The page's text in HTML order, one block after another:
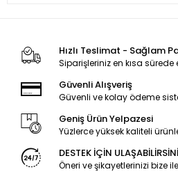
Hızlı Teslimat - Sağlam
Siparişleriniz en kısa sürede
Güvenli Alışveriş
Güvenli ve kolay ödeme
Geniş Ürün Yelpazesi
Yüzlerce yüksek kaliteli
DESTEK İÇİN
Öneri ve şikayetlerinizi bize